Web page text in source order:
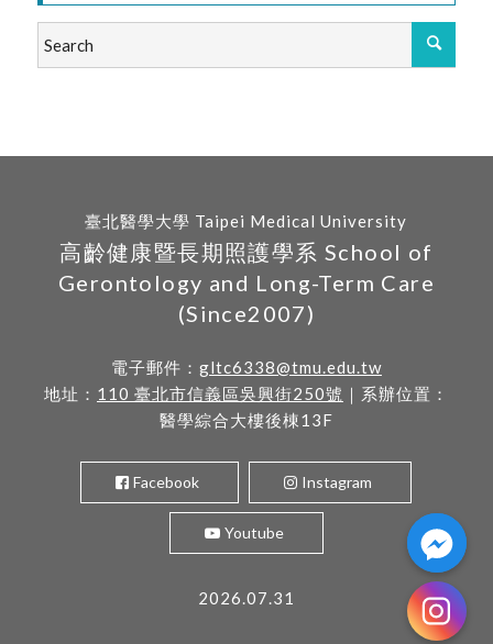
臺北醫學大學 Taipei Medical University
高齡健康暨長期照護學系 School of
Gerontology and Long-Term Care
(Since2007)
電子郵件： gltc6338@tmu.edu.tw
地址： 110 臺北市信義區吳興街250號 ｜系辦位置：
醫學綜合大樓後棟13F
Facebook Instagram
Youtube
2026.07.31